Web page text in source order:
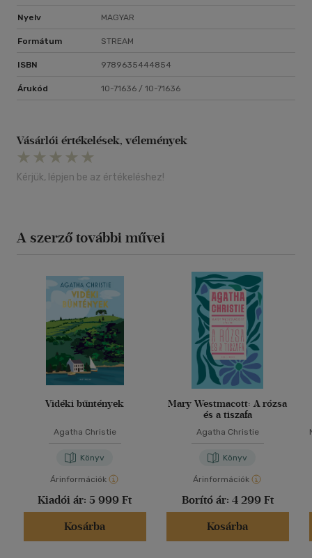
Nyelv MAGYAR
Formátum STREAM
ISBN 9789635444854
Árukód 10-71636 / 10-71636
Vásárlói értékelések, vélemények
Kérjük, lépjen be az értékeléshez!
A szerző további művei
Vidéki bűntények
Agatha Christie
Könyv
Árinformációk
Kiadói ár: 5 999 Ft
Kosárba
Mary Westmacott: A rózsa
és a tiszafa
Agatha Christie
Könyv
Árinformációk
Borító ár: 4 299 Ft
Kosárba